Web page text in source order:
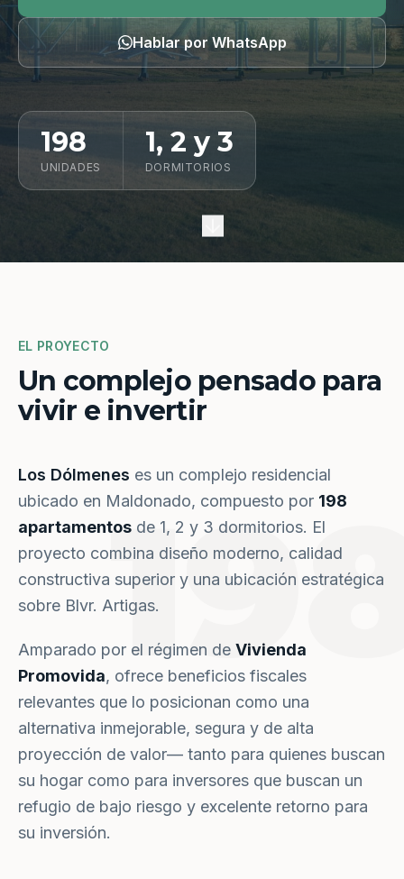
Hablar por WhatsApp
198
UNIDADES
1, 2 y 3
DORMITORIOS
EL PROYECTO
Un complejo pensado para
vivir e invertir
Los Dólmenes es un complejo residencial
ubicado en Maldonado, compuesto por 198
apartamentos de 1, 2 y 3 dormitorios. El
proyecto combina diseño moderno, calidad
constructiva superior y una ubicación estratégica
sobre Blvr. Artigas.
Amparado por el régimen de Vivienda
Promovida, ofrece beneficios fiscales
relevantes que lo posicionan como una
alternativa inmejorable, segura y de alta
proyección de valor— tanto para quienes buscan
su hogar como para inversores que buscan un
refugio de bajo riesgo y excelente retorno para
su inversión.